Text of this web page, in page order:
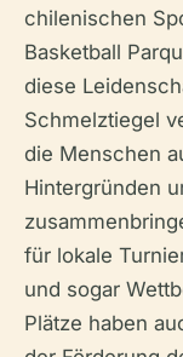
chilenischen
Basketball
diese
Schmelztiegel
die Menschen
Hintergründen
für lokale
und sogar
Plätze haben